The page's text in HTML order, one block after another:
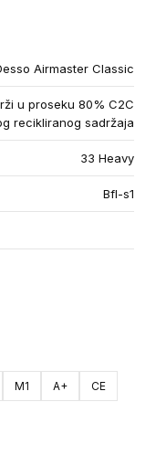
Airmaster Classic
u proseku 80% C2C
recikliranog sadržaja
33 Heavy
Bfl-s1
M1 A+ CE